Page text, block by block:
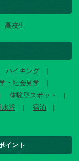
高校生
ハイキング
・社会見学
体験型スポット
水浴
宿泊
イント